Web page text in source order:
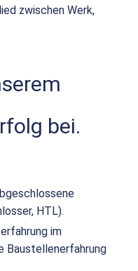
zwischen Werk,
bei.
HTL).
im
Baustellenerfahrung